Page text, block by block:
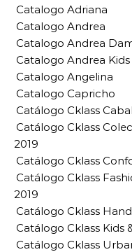
Catalogo Adriana
Catalogo Andrea
Catalogo Andrea
Catalogo Andrea Kids
Catalogo Angelina
Catalogo Capricho
Catálogo Cklass
Catálogo Cklass
2019
Catálogo Cklass
Catálogo Cklass
2019
Catálogo Cklass
Catálogo Cklass Kids
Catálogo Cklass